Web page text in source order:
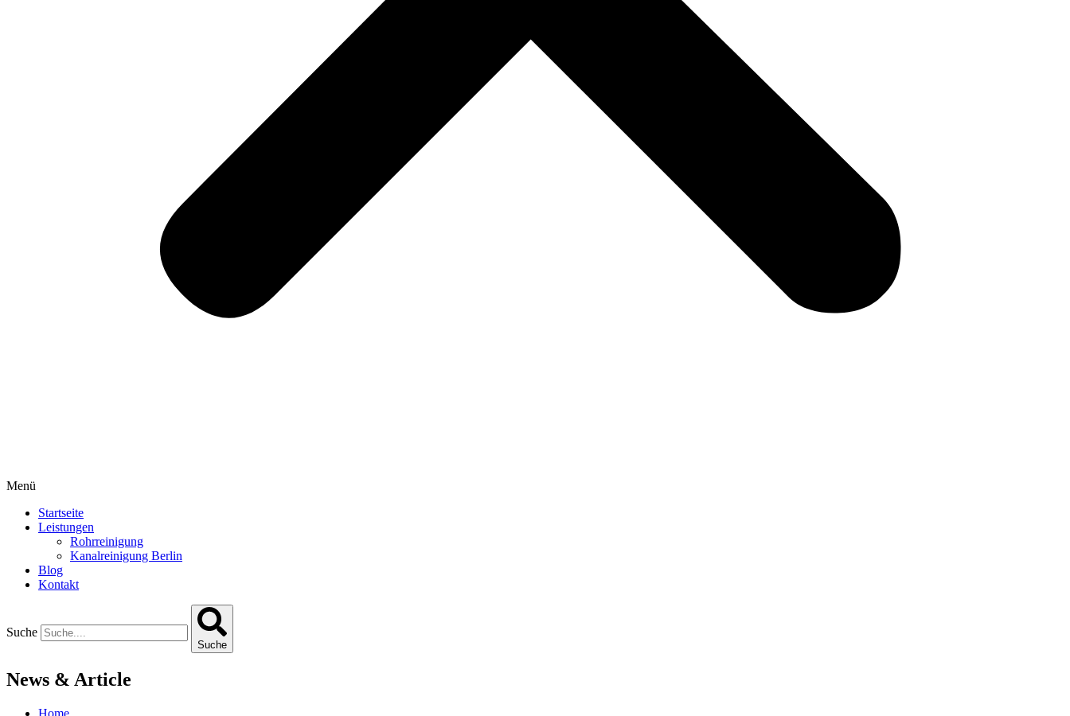
Menü
Startseite
Leistungen
Rohrreinigung
Kanalreinigung Berlin
Blog
Kontakt
Suche
Suche
News & Article
Home